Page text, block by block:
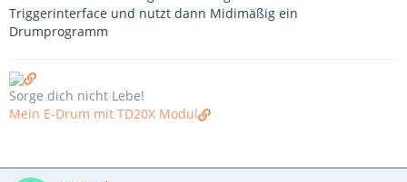
Triggerinterface und nutzt dann Midimäßig ein
Drumprogramm
Sorge dich nicht Lebe!
Mein E-Drum mit TD20X Modul